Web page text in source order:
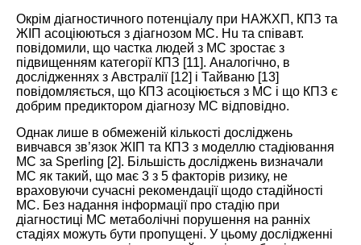
Окрім діагностичного потенціалу при НАЖХП, КПЗ та
ЖІП асоціюються з діагнозом МС. Hu та співавт.
повідомили, що частка людей з МС зростає з
підвищенням категорії КПЗ [11]. Аналогічно, в
дослідженнях з Австралії [12] і Тайваню [13]
повідомляється, що КПЗ асоціюється з МС і що КПЗ є
добрим предиктором діагнозу МС відповідно.
Однак лише в обмеженій кількості досліджень
вивчався зв’язок ЖІП та КПЗ з моделлю стадіювання
МС за Sperling [2]. Більшість досліджень визначали
МС як такий, що має 3 з 5 факторів ризику, не
враховуючи сучасні рекомендації щодо стадійності
МС. Без надання інформації про стадію при
діагностиці МС метаболічні порушення на ранніх
стадіях можуть бути пропущені. У цьому дослідженні